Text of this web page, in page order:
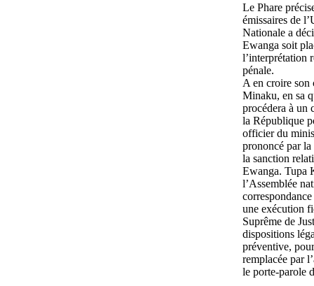
Le Phare
émissaires de
Nationale a
Ewanga soit
l’interprétation
pénale.
A en croire
Minaku, en sa
procédera à un
la République
officier du
prononcé par
la sanction
Ewanga. Tupa
l’Assemblée
une exécution
Suprême de
dispositions
préventive,
remplacée par
le porte-parole